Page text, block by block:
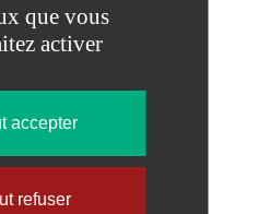
que vous
activer
accepter
refuser